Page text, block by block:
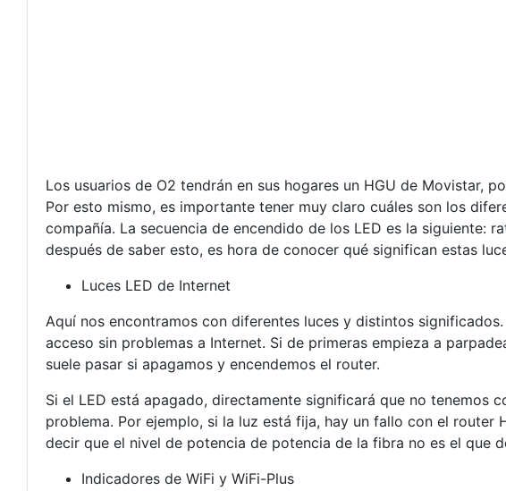
Los usuarios de O2 tendrán en sus hogares un HGU de Movistar,
Por esto mismo, es importante tener muy claro cuáles son los
compañía. La secuencia de encendido de los LED es la siguiente:
después de saber esto, es hora de conocer qué significan estas
Luces LED de Internet
Aquí nos encontramos con diferentes luces y distintos
acceso sin problemas a Internet. Si de primeras empieza a
suele pasar si apagamos y encendemos el router.
Si el LED está apagado, directamente significará que no tenemos
problema. Por ejemplo, si la luz está fija, hay un fallo con el router
decir que el nivel de potencia de potencia de la fibra no es el que
Indicadores de WiFi y WiFi-Plus